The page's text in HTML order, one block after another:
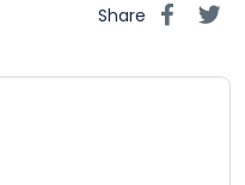
Share